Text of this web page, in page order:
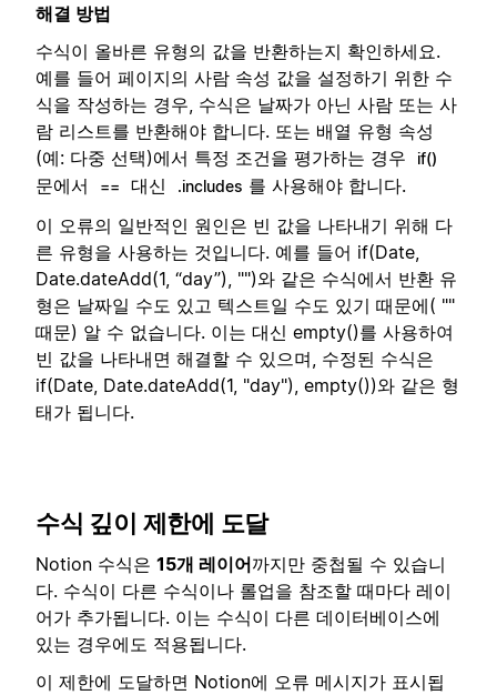
해결 방법
수식이 올바른 유형의 값을 반환하는지 확인하세요.
예를 들어 페이지의 사람 속성 값을 설정하기 위한 수
식을 작성하는 경우, 수식은 날짜가 아닌 사람 또는 사
람 리스트를 반환해야 합니다. 또는 배열 유형 속성
(예: 다중 선택)에서 특정 조건을 평가하는 경우
if()
문에서 == 대신 .includes 를 사용해야 합니다.
이 오류의 일반적인 원인은 빈 값을 나타내기 위해 다
른 유형을 사용하는 것입니다. 예를 들어 if(Date,
Date.dateAdd(1, “day”), "")와 같은 수식에서 반환 유
형은 날짜일 수도 있고 텍스트일 수도 있기 때문에( ""
때문) 알 수 없습니다. 이는 대신 empty()를 사용하여
빈 값을 나타내면 해결할 수 있으며, 수정된 수식은
if(Date, Date.dateAdd(1, "day"), empty())와 같은 형
태가 됩니다.
수식 깊이 제한에 도달
Notion 수식은 15개 레이어까지만 중첩될 수 있습니
다. 수식이 다른 수식이나 롤업을 참조할 때마다 레이
어가 추가됩니다. 이는 수식이 다른 데이터베이스에
있는 경우에도 적용됩니다.
이 제한에 도달하면 Notion에 오류 메시지가 표시됩